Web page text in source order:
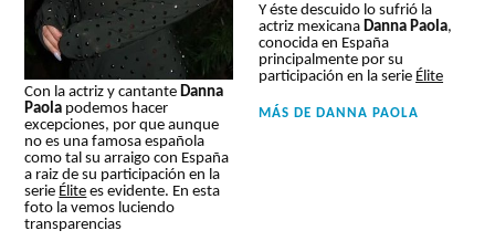
Con la actriz y cantante Danna
Paola podemos hacer
excepciones, por que aunque
no es una famosa española
como tal su arraigo con España
a raiz de su participación en la
serie Élite es evidente. En esta
foto la vemos luciendo
transparencias
Y éste descuido lo sufrió la
actriz mexicana Danna Paola,
conocida en España
principalmente por su
participación en la serie Élite
MÁS DE DANNA PAOLA